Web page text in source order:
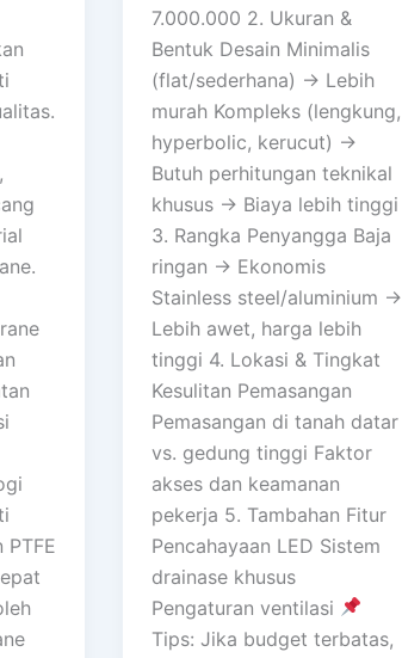
PTFE
7.000.000 2. Ukuran &
Bentuk Desain Minimalis
(flat/sederhana) → Lebih
murah Kompleks (lengkung,
hyperbolic, kerucut) →
Butuh perhitungan teknikal
khusus → Biaya lebih tinggi
3. Rangka Penyangga Baja
ringan → Ekonomis
Stainless steel/aluminium →
Lebih awet, harga lebih
tinggi 4. Lokasi & Tingkat
Kesulitan Pemasangan
Pemasangan di tanah datar
vs. gedung tinggi Faktor
akses dan keamanan
pekerja 5. Tambahan Fitur
Pencahayaan LED Sistem
drainase khusus
Pengaturan ventilasi
Tips: Jika budget terbatas,